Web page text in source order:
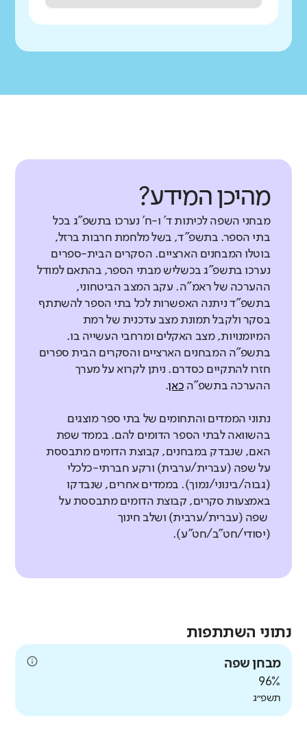
מהיכן המידע?
מבחני השפה לכיתות ד' ו-ח' נערכו בתשפ"ג בכל
בתי הספר. בתשפ"ד, בשל מלחמת חרבות ברזל,
בוטלו המבחנים הארציים. הסקרים הבית-ספרים
נערכו בתשפ"ג בכשליש מבתי הספר, בהתאם למודל
ההערכה של ראמ"ה. עקב המצב הביטחוני,
בתשפ"ד ניתנה האפשרות לכל בתי הספר להשתתף
בסקר ולקבל תמונת מצב עדכנית של רמת
המיומנויות, מצב האקלים ומרחבי העשייה בו.
בתשפ"ה המבחנים הארציים והסקרים הבית ספרים
חזרו להתקיים כסדרם. ניתן לקרוא על מערך
ההערכה בתשפ"ה כאן.
נתוני הממדים והתחומים של בתי ספר מוצגים
בהשוואה לבתי הספר הדומים להם. בממד שפת
האם, שנבדק במבחנים, קבוצת הדומים מתבססת
על שפה (עברית/ערבית) ורקע חברתי-כלכלי
(גבוה/בינוני/נמוך). בממדים אחרים, שנבדקו
באמצעות סקרים, קבוצת הדומים מתבססת על
שפה (עברית/ערבית) ושלב חינוך
(יסודי/חט"ב/חט"ע).
נתוני השתתפות
מבחן שפה
96%
תשפ״ג